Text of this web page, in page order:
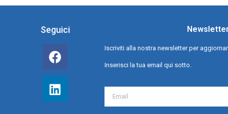
Seguici
Iscriviti alla nostra newsletter per
Inserisci la tua email qui sotto.